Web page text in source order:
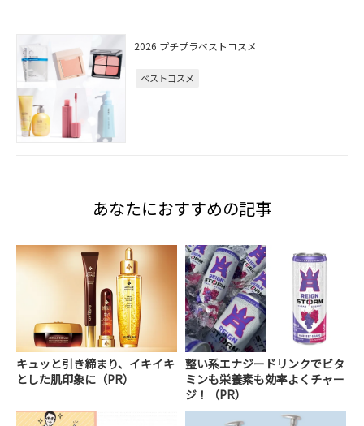
2026 プチプラベストコスメ
ベストコスメ
あなたにおすすめの記事
キュッと引き締まり、イキイキ
とした肌印象に（PR）
整い系エナジードリンクでビタ
ミンも栄養素も効率よくチャー
ジ！（PR）